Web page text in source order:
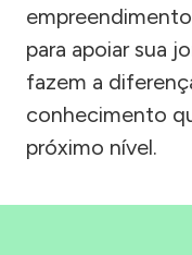
para apoiar sua
fazem a
conhecimento
próximo nível.